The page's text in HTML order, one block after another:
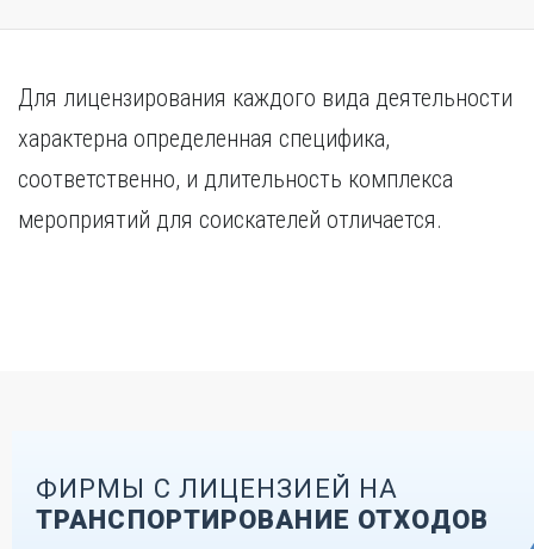
Для лицензирования каждого вида деятельности
характерна определенная специфика,
соответственно, и длительность комплекса
мероприятий для соискателей отличается.
ФИРМЫ С ЛИЦЕНЗИЕЙ НА
ТРАНСПОРТИРОВАНИЕ ОТХОДОВ